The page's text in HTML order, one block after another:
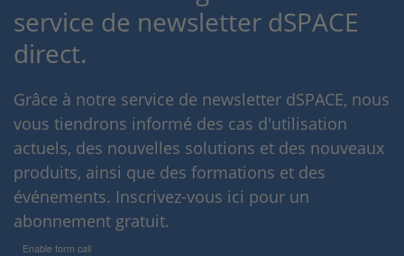
service de newsletter dSPACE
direct.
Grâce à notre service de newsletter dSPACE, nous
vous tiendrons informé des cas d'utilisation
actuels, des nouvelles solutions et des nouveaux
produits, ainsi que des formations et des
événements. Inscrivez-vous ici pour un
abonnement gratuit.
Enable form call